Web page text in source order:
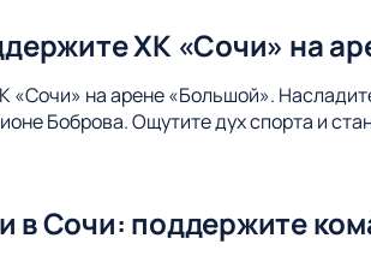
ХК «Сочи» на
«Сочи» на арене «Большой».
Боброва. Ощутите дух спорта и
в Сочи: поддержите